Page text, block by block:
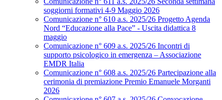
soggiorni formativi 4-9 Maggio 2026
Comunicazione n° 610 a.s. 2025/26 Progetto Agenda
Nord “Educazione alla Pace” - Uscita didattica 8
maggio
Comunicazione n° 609 a.s. 2025/26 Incontri di
supporto psicologico in emergenza – Associazione
EMDR Italia
Comunicazione n° 608 a.s. 2025/26 Partecipazione alla
cerimonia di premiazione Premio Emanuele Morganti
2026